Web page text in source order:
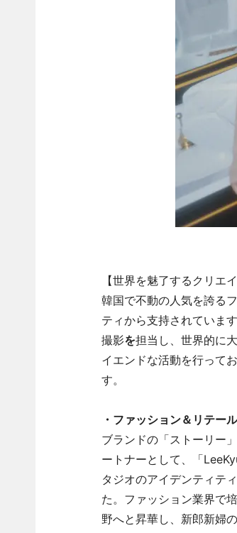
【世界を魅了するクリエ
韓国で不動の人気を誇る
ティから支持されていま
撮影を担当し、世界的に
イエンドな活動を行って
す。
・ファッション＆リテー
ブランドの「ストーリー
ートナーとして、「
タジオのアイデンティテ
た。ファッション業界で
野へと昇華し、新郎新婦